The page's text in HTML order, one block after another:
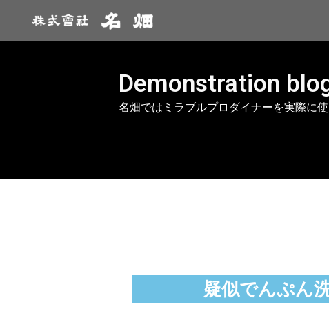
Demonstration
名畑ではミラブルプロダイナーを実際に
疑似でんぷん